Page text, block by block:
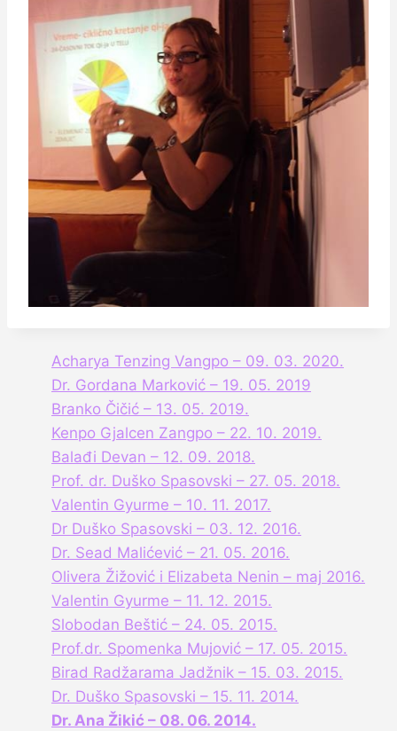
Acharya Tenzing Vangpo – 09. 03. 2020.
Dr. Gordana Marković – 19. 05. 2019
Branko Čičić – 13. 05. 2019.
Kenpo Gjalcen Zangpo – 22. 10. 2019.
Balađi Devan – 12. 09. 2018.
Prof. dr. Duško Spasovski – 27. 05. 2018.
Valentin Gyurme – 10. 11. 2017.
Dr Duško Spasovski – 03. 12. 2016.
Dr. Sead Malićević – 21. 05. 2016.
Olivera Žižović i Elizabeta Nenin – maj 2016.
Valentin Gyurme – 11. 12. 2015.
Slobodan Beštić – 24. 05. 2015.
Prof.dr. Spomenka Mujović – 17. 05. 2015.
Birad Radžarama Jadžnik – 15. 03. 2015.
Dr. Duško Spasovski – 15. 11. 2014.
Dr. Ana Žikić – 08. 06. 2014.